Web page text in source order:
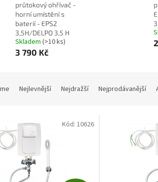
průtokový ohřívač -
horní umístění s
baterií - EPS2
3,5H/DELPO 3,5 H
Skladem (>10 ks)
3 790 Kč
Nejlevnější Nejdražší Nejprodávanější
Kód: 10626